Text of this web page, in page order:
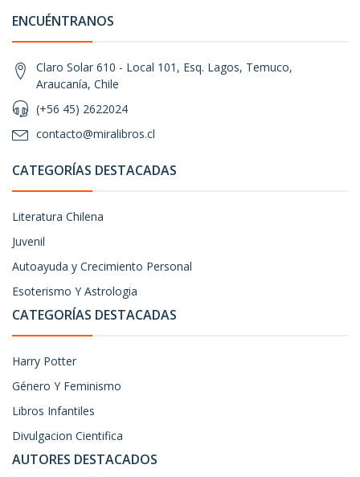
ENCUÉNTRANOS
Claro Solar 610 - Local 101, Esq. Lagos, Temuco,
Araucanía, Chile
(+56 45) 2622024
contacto@miralibros.cl
CATEGORÍAS DESTACADAS
Literatura Chilena
Juvenil
Autoayuda y Crecimiento Personal
Esoterismo Y Astrologia
CATEGORÍAS DESTACADAS
Harry Potter
Género Y Feminismo
Libros Infantiles
Divulgacion Cientifica
AUTORES DESTACADOS